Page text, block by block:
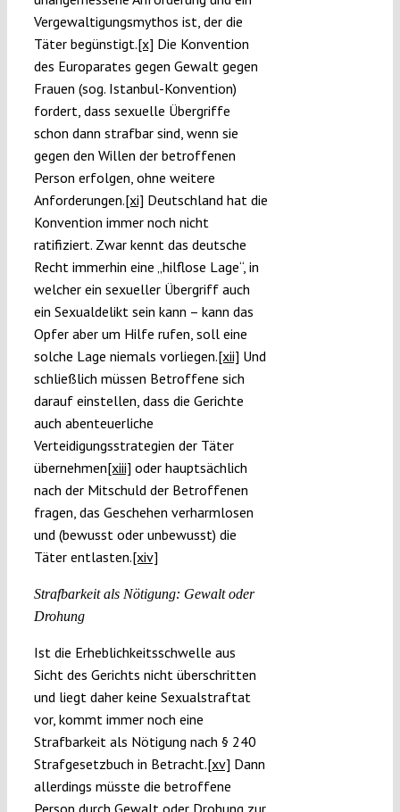
Vergewaltigungsmythos ist, der die
Täter begünstigt.[x] Die Konvention
des Europarates gegen Gewalt gegen
Frauen (sog. Istanbul-Konvention)
fordert, dass sexuelle Übergriffe
schon dann strafbar sind, wenn sie
gegen den Willen der betroffenen
Person erfolgen, ohne weitere
Anforderungen.[xi] Deutschland hat die
Konvention immer noch nicht
ratifiziert. Zwar kennt das deutsche
Recht immerhin eine „hilflose Lage“, in
welcher ein sexueller Übergriff auch
ein Sexualdelikt sein kann – kann das
Opfer aber um Hilfe rufen, soll eine
solche Lage niemals vorliegen.[xii] Und
schließlich müssen Betroffene sich
darauf einstellen, dass die Gerichte
auch abenteuerliche
Verteidigungsstrategien der Täter
übernehmen[xiii] oder hauptsächlich
nach der Mitschuld der Betroffenen
fragen, das Geschehen verharmlosen
und (bewusst oder unbewusst) die
Täter entlasten.[xiv]
Strafbarkeit als Nötigung: Gewalt oder
Drohung
Ist die Erheblichkeitsschwelle aus
Sicht des Gerichts nicht überschritten
und liegt daher keine Sexualstraftat
vor, kommt immer noch eine
Strafbarkeit als Nötigung nach § 240
Strafgesetzbuch in Betracht.[xv] Dann
allerdings müsste die betroffene